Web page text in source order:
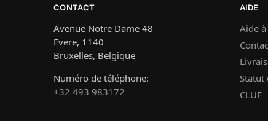
CONTACT
Avenue Notre Dame 48
Evere, 1140
Bruxelles, Belgique
Numéro de téléphone:
+32 493 983172
AIDE
Aide
Statut
CLUF